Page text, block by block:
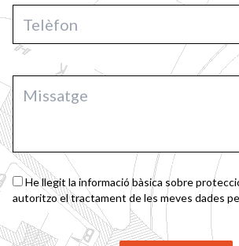
He llegit la informació bàsica sobre
autoritzo el tractament de les meves dades